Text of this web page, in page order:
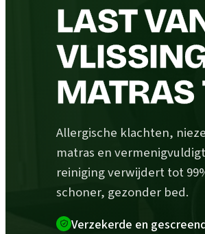
LAST
MATRAS
Allergische klachten,
matras en
reiniging verwijdert tot
schoner, gezonder bed.
Verzekerde en